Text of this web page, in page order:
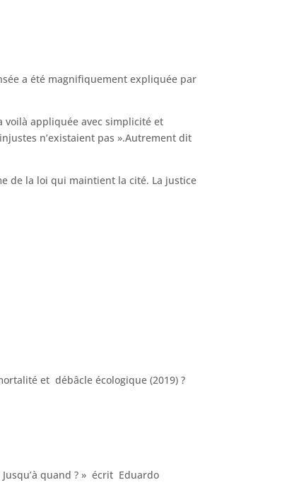
a été magnifiquement expliquée par
voilà appliquée avec simplicité et
n’existaient pas ».Autrement dit
de la loi qui maintient la cité. La justice
et débâcle écologique (2019) ?
quand ? » écrit Eduardo